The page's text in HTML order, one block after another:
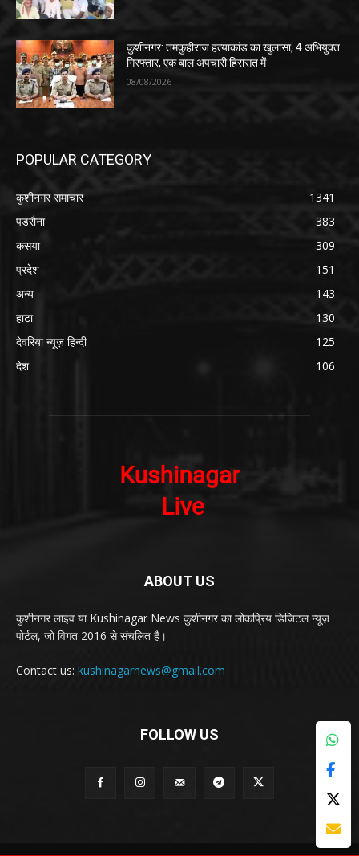
कुशीनगर: तमकुहीराज हत्याकांड का खुलासा, 4 अभियुक्त
गिरफ्तार, एक बाल अपचारी हिरासत में
08/08/2026
POPULAR CATEGORY
कुशीनगर समाचार
1341
पडरौना
383
कसया
309
प्रदेश
151
अन्य
143
हाटा
130
देवरिया न्यूज़ हिन्दी
125
देश
106
ABOUT US
कुशीनगर लाइव या Kushinagar News कुशीनगर का लोकप्रिय डिजिटल न्यूज़
पोर्टल, जो विगत 2016 से संचलित है।
Contact us: kushinagarnews@gmail.com
FOLLOW US